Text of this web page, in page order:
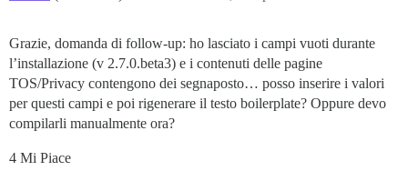
Grazie, domanda di follow-up: ho lasciato i campi vuoti durante
l’installazione (v 2.7.0.beta3) e i contenuti delle pagine
TOS/Privacy contengono dei segnaposto… posso inserire i valori
per questi campi e poi rigenerare il testo boilerplate? Oppure devo
compilarli manualmente ora?
4 Mi Piace